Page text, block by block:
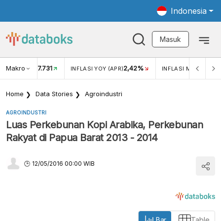
Indonesia
Masuk
Makro
USD/IDR 17.731 INFLASI YOY (APR)2,42% INFLASI MOM (APR)
Home Data Stories Agroindustri
AGROINDUSTRI
Luas Perkebunan Kopi Arabika, Perkebunan
Rakyat di Papua Barat 2013 - 2014
12/05/2016 00:00 WIB